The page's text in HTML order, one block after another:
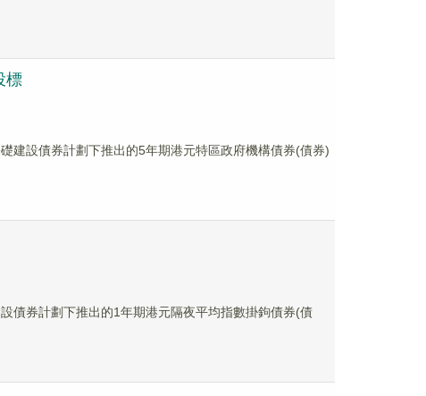
標
建設債券計劃下推出的5年期港元特區政府機構債券(債券)
債券計劃下推出的1年期港元隔夜平均指數掛鉤債券(債